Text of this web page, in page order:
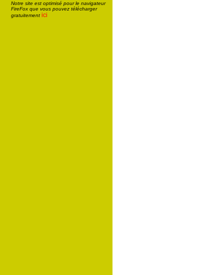
Notre site est optimisé pour le navigateur
FireFox que vous pouvez télécharger
gratuitement ici